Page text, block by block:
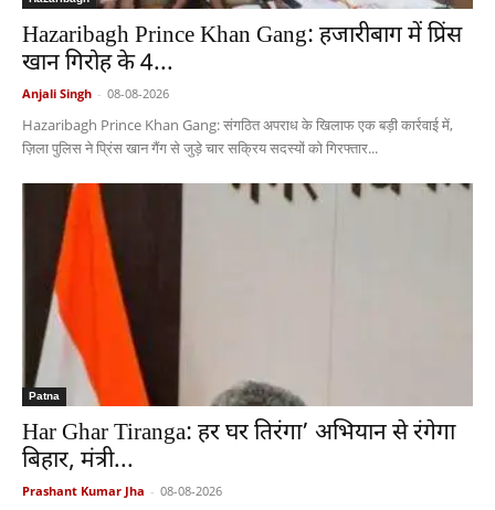
Hazaribagh Prince Khan Gang: हजारीबाग में प्रिंस
खान गिरोह के 4...
Anjali Singh - 08-08-2026
Hazaribagh Prince Khan Gang: संगठित अपराध के खिलाफ एक बड़ी कार्रवाई में,
ज़िला पुलिस ने प्रिंस खान गैंग से जुड़े चार सक्रिय सदस्यों को गिरफ्तार...
Patna
Har Ghar Tiranga: हर घर तिरंगा’ अभियान से रंगेगा
बिहार, मंत्री...
Prashant Kumar Jha - 08-08-2026